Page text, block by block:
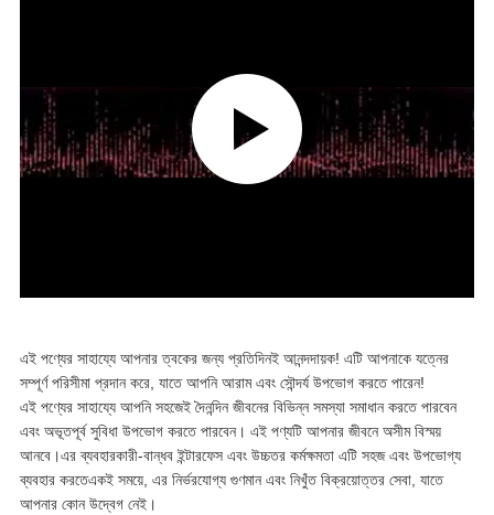
সাইট
ম্যাপ
নীতি
এই পণ্যের সাহায্যে আপনার ত্বকের জন্য প্রতিদিনই আনন্দদায়ক! এটি আপনাকে যত্নের
সম্পূর্ণ পরিসীমা প্রদান করে, যাতে আপনি আরাম এবং সৌন্দর্য উপভোগ করতে পারেন!
এই পণ্যের সাহায্যে আপনি সহজেই দৈনন্দিন জীবনের বিভিন্ন সমস্যা সমাধান করতে পারবেন
এবং অভূতপূর্ব সুবিধা উপভোগ করতে পারবেন। এই পণ্যটি আপনার জীবনে অসীম বিস্ময়
আনবে।এর ব্যবহারকারী-বান্ধব ইন্টারফেস এবং উচ্চতর কর্মক্ষমতা এটি সহজ এবং উপভোগ্য
ব্যবহার করতেএকই সময়ে, এর নির্ভরযোগ্য গুণমান এবং নিখুঁত বিক্রয়োত্তর সেবা, যাতে
আপনার কোন উদ্বেগ নেই।